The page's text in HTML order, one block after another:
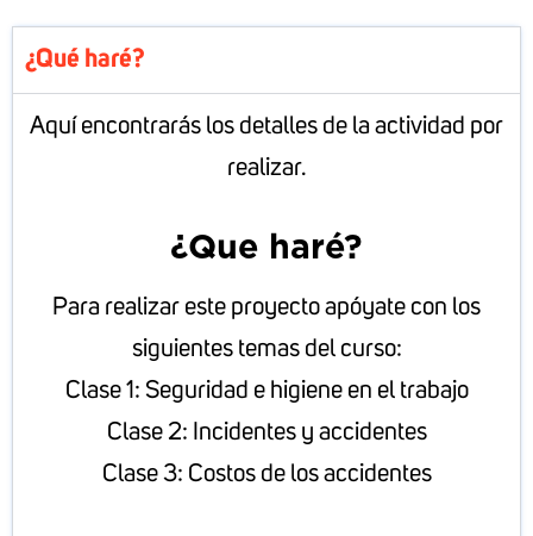
¿Qué haré?
Aquí encontrarás los detalles de la actividad por
realizar.
¿Que haré?
Para realizar este proyecto apóyate con los
siguientes temas del curso:
Clase 1: Seguridad e higiene en el trabajo
Clase 2: Incidentes y accidentes
Clase 3: Costos de los accidentes